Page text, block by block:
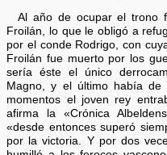
Al año de ocupar el trono
Froilán, lo que le obligó a
por el conde Rodrigo, con
Froilán fue muerto por los
sería éste el único
Magno, y el último había
momentos el joven rey
afirma la «Crónica
«desde entonces superó
por la victoria. Y por dos